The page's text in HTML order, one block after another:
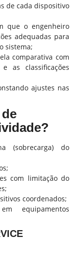
de cada dispositivo
que o engenheiro
adequadas para
sistema;
comparativa com
as classificações
ajustes nas
(sobrecarga) do
com limitação do
coordenados;
equipamentos